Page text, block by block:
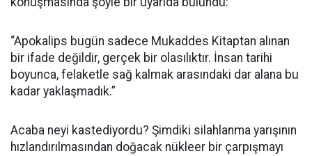
“Apokalips bugün sadece Mukaddes Kitaptan alınan
bir ifade değildir, gerçek bir olasılıktır. İnsan tarihi
boyunca, felaketle sağ kalmak arasındaki dar alana bu
kadar yaklaşmadık.”
Acaba neyi kastediyordu? Şimdiki silahlanma yarışının
hızlandırılmasından doğacak nükleer bir çarpışmayı